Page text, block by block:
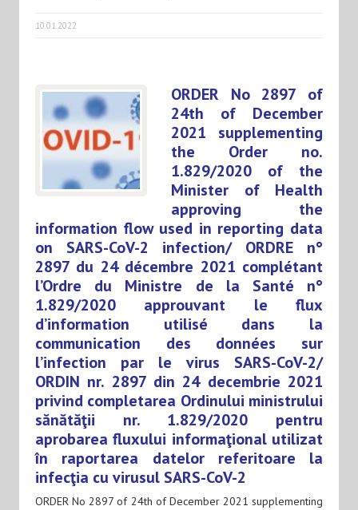
10.01.2022
ORDER No 2897 of
24th of December
2021 supplementing
the Order no.
1.829/2020 of the
Minister of Health
approving the
information flow used in reporting data
on SARS-CoV-2 infection/ ORDRE n°
2897 du 24 décembre 2021 complétant
l’Ordre du Ministre de la Santé n°
1.829/2020 approuvant le flux
d’information utilisé dans la
communication des données sur
l’infection par le virus SARS-CoV-2/
ORDIN nr. 2897 din 24 decembrie 2021
privind completarea Ordinului ministrului
sănătăţii nr. 1.829/2020 pentru
aprobarea fluxului informaţional utilizat
în raportarea datelor referitoare la
infecţia cu virusul SARS-CoV-2
ORDER No 2897 of 24th of December 2021 supplementing